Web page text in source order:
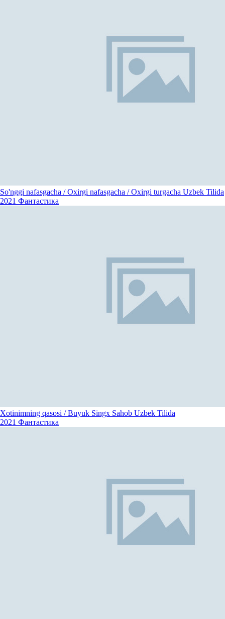
So'nggi nafasgacha / Oxirgi nafasgacha / Oxirgi turgacha Uzbek Tilida
2021 Фантастика
Xotinimning qasosi / Buyuk Singx Sahob Uzbek Tilida
2021 Фантастика